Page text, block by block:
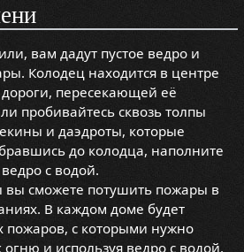
вам дадут пустое ведро и
Колодец находится в центре
пересекающей её
пробивайтесь сквозь толпы
и даэдроты, которые
до колодца, наполните
с водой.
сможете потушить пожары в
В каждом доме будет
пожаров, с которыми нужно
огню и используя ведро с водой.